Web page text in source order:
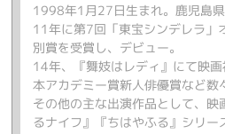
1998年1月27日生まれ。鹿児島県
11年に第7回「東宝シンデレラ」
別賞を受賞し、デビュー。
14年、『舞妓はレディ』にて映
本アカデミー賞新人俳優賞など数
その他の主な出演作品として、
るナイフ』『ちはやふる』シリー